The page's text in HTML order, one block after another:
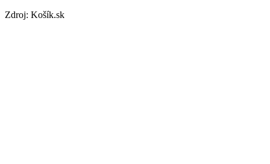
Zdroj: Košík.sk